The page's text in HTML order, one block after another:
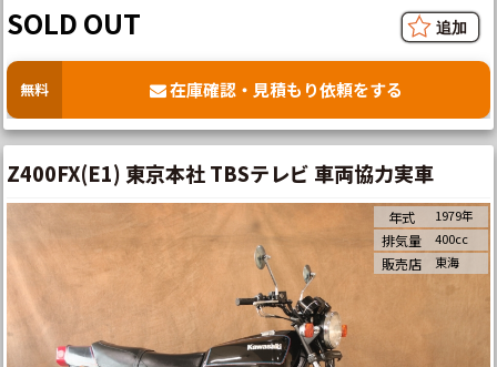
SOLD OUT
無料 在庫確認・見積もり依頼をする
Z400FX(E1) 東京本社 TBSテレビ 車両協力実車
年式 1979年
排気量 400cc
販売店 東海